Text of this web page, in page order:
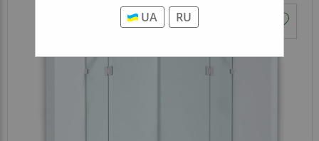
UA RU